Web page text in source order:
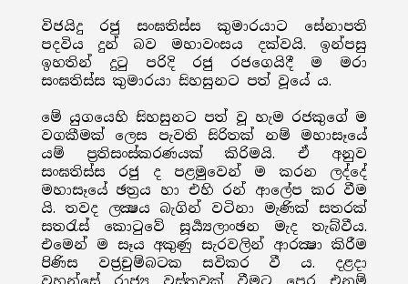
විජයිදු රජු සංඝතිස්ස කුමාරයාට සේනාපති
පදවිය දුන් බව මහාවංසය දක්වයි. ඉන්පසු
ඉහතින් දුටු පරිදි රජු රජගෙයිදී ම මරා
සංඝතිස්ස කුමාරයා සිහසුනට පත් වූයේ ය.
මේ යුගයෙහි සිහසුනට පත් වූ හැම රජකුගේ ම
වගකීමක් ලෙස පැවති සිරිතක් නම් මහාසෑයේ
යම් ප්‍රතිසංස්කරණයක් කිරිමයි. ඒ අනුව
සංඝතිස්ස රජු ද පළමුවෙන් ම කරන ලද්දේ
මහාසෑයේ ඡත්‍රය හා එහි රන් ආලේප කර වීම
යි. තවද ලක්‍ෂය බැගින් වටිනා මැණික් සතරක්
සතරැස් කොටුවේ සූර්‍ය්‍යලාංඡන මැද තැබ්වීය.
එමෙන් ම සෑය අකුණු සැරවලින් ආරක්‍ෂා කිරීම
පිණිස වජ්‍රචුම්බටක සවිකර වී ය. දළදා